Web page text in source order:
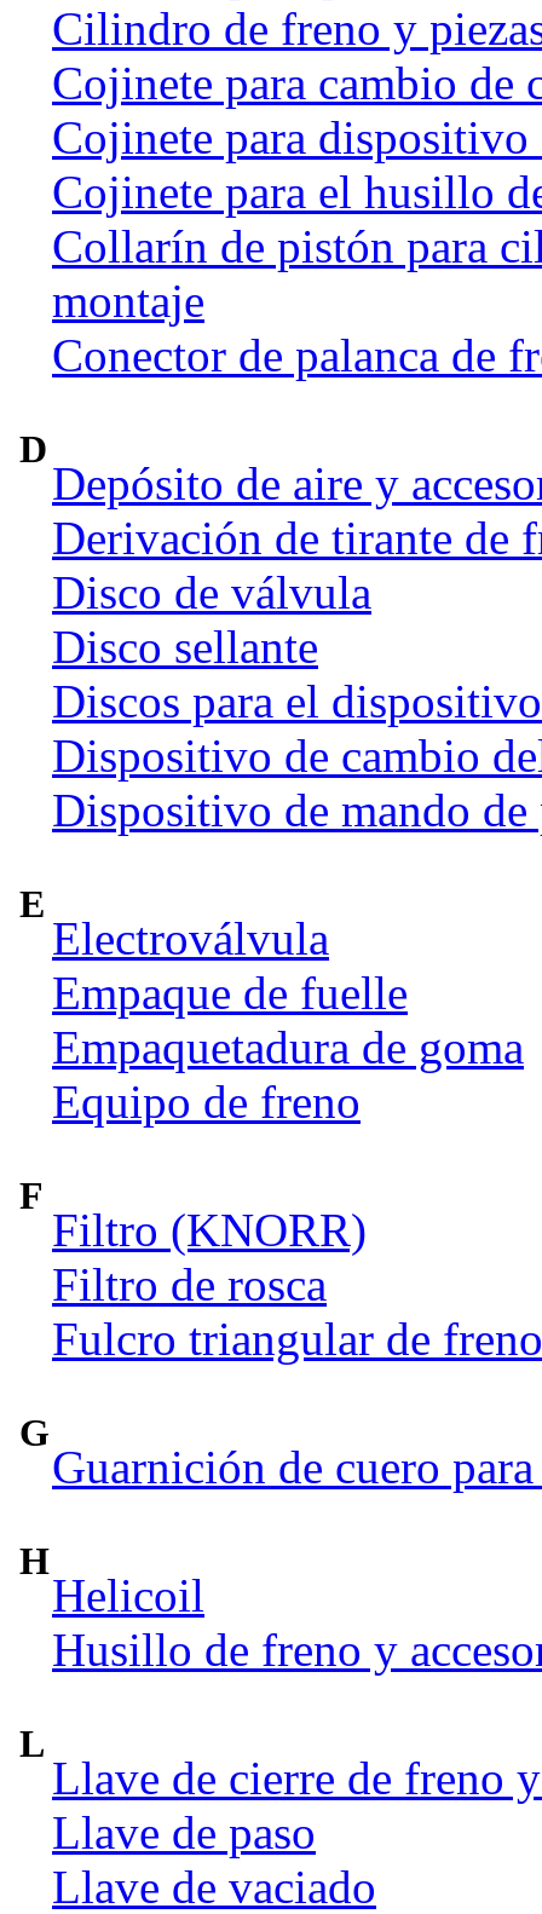
Cilindro de freno y
Cojinete para cambio de
Cojinete para
Cojinete para el husillo
Collarín de pistón para
montaje
Conector de palanca de
D
Depósito de aire y
Derivación de tirante de
Disco de válvula
Disco sellante
Discos para el
Dispositivo de cambio
Dispositivo de mando de
E
Electroválvula
Empaque de fuelle
Empaquetadura de goma
Equipo de freno
F
Filtro (KNORR)
Filtro de rosca
Fulcro triangular de freno
G
Guarnición de cuero
H
Helicoil
Husillo de freno y
L
Llave de cierre de freno
Llave de paso
Llave de vaciado